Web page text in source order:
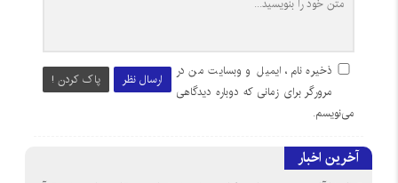
ارسال نظر پاک کردن !
ذخیره نام، ایمیل و وبسایت من در
مرورگر برای زمانی که دوباره دیدگاهی
می‌نویسم.
آخرین اخبار